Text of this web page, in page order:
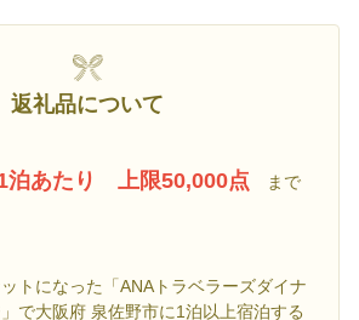
返礼品について
あたり 上限50,000点
まで
トになった「ANAトラベラーズダイナ
で大阪府 泉佐野市に1泊以上宿泊する